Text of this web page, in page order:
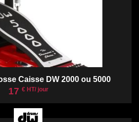
Caisse DW 2000 ou 5000
17 € HT/ jour